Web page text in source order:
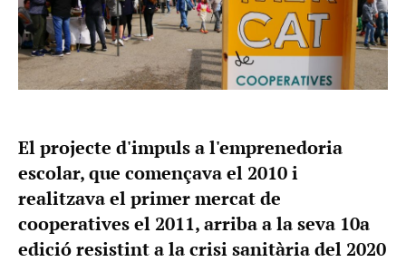
El projecte d'impuls a l'emprenedoria
escolar, que començava el 2010 i
realitzava el primer mercat de
cooperatives el 2011, arriba a la seva 10a
edició resistint a la crisi sanitària del 2020